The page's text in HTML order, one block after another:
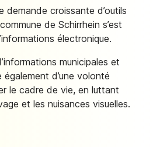
demande croissante d’outils
de Schirrhein s’est
électronique.
municipales et
d’une volonté
le cadre de vie, en luttant
et les nuisances visuelles.